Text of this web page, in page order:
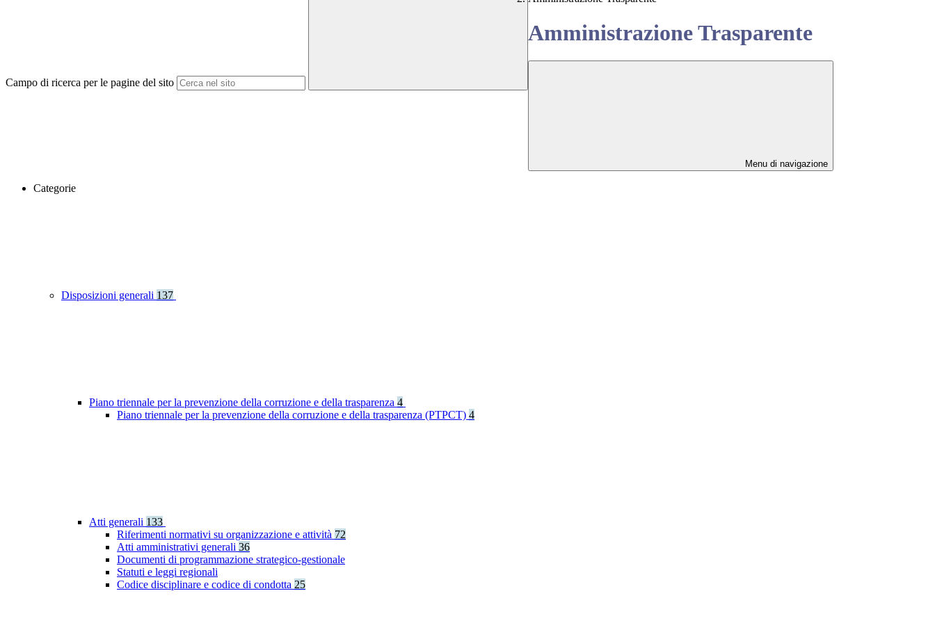
Campo di ricerca per le pagine del sito
Amministrazione Trasparente
Menu di navigazione
Categorie
Disposizioni generali 137
Piano triennale per la prevenzione della corruzione e della trasparenza 4
Piano triennale per la prevenzione della corruzione e della trasparenza (PTPCT) 4
Atti generali 133
Riferimenti normativi su organizzazione e attività 72
Atti amministrativi generali 36
Documenti di programmazione strategico-gestionale
Statuti e leggi regionali
Codice disciplinare e codice di condotta 25